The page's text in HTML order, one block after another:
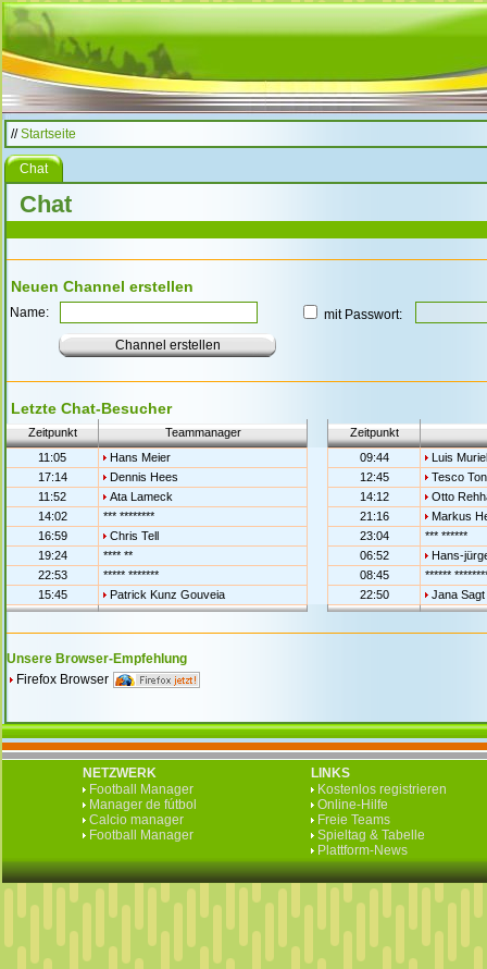
//Startseite
Chat
Chat
Neuen Channel erstellen
Name: mit Passwort:
Letzte Chat-Besucher
Zeitpunkt Teammanager
Zeitpunkt
11:05
Hans Meier 09:44
Luis Muriel
17:14
Dennis Hees 12:45
Tesco
11:52
Ata Lameck 14:12
Otto
14:02
*** ******** 21:16
Markus
16:59
Chris Tell 23:04
*** ******
19:24
**** ** 06:52
Hans-
22:53
***** ******* 08:45
******
15:45
Patrick Kunz Gouveia 22:50 Jana Sagt
Unsere Browser-Empfehlung
Firefox Browser
NETZWERK
Football Manager
Manager de fútbol
Calcio manager
Football Manager
LINKS
Kostenlos registrieren
Online-Hilfe
Freie Teams
Spieltag & Tabelle
Plattform-News